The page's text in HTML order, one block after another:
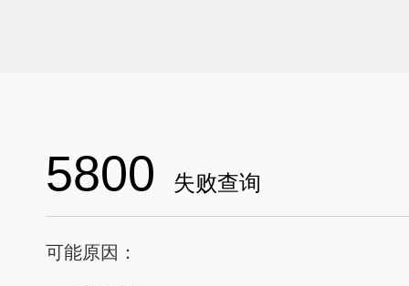
5800 失败查询
可能原因：